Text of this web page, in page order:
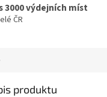
3000 výdejních míst
ČR
produktu